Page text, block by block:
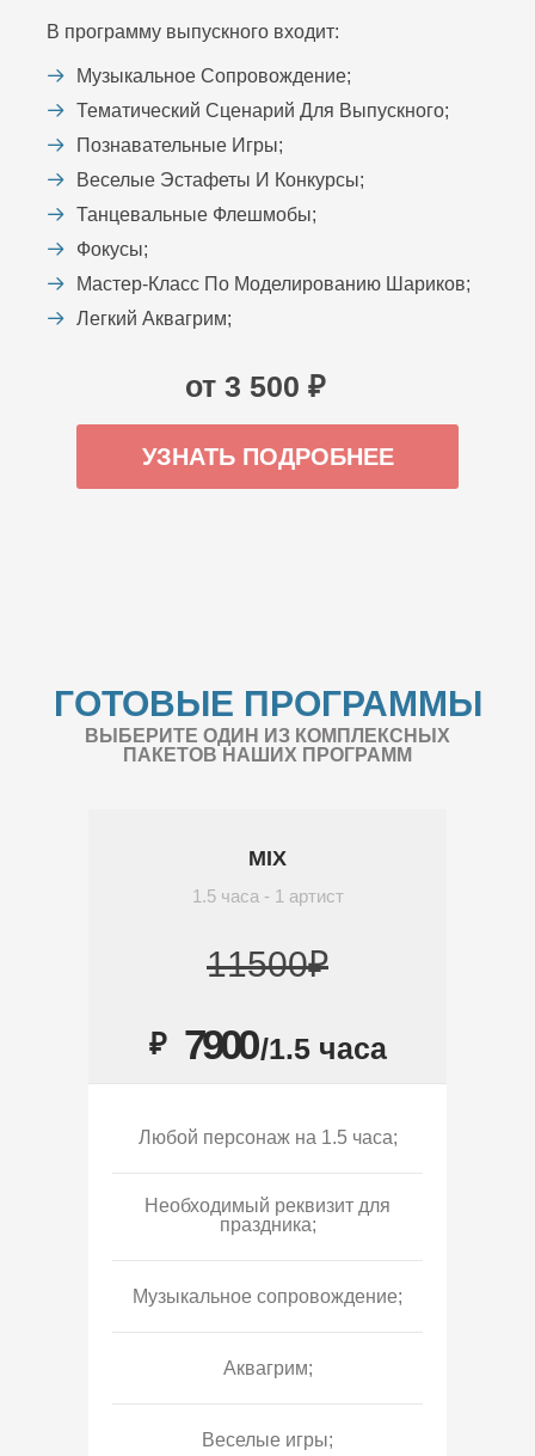
В программу выпускного входит:
Музыкальное Сопровождение;
Тематический Сценарий Для Выпускного;
Познавательные Игры;
Веселые Эстафеты И Конкурсы;
Танцевальные Флешмобы;
Фокусы;
Мастер-Класс По Моделированию Шариков;
Легкий Аквагрим;
от 3 500 ₽
УЗНАТЬ ПОДРОБНЕЕ
ГОТОВЫЕ ПРОГРАММЫ
ВЫБЕРИТЕ ОДИН ИЗ КОМПЛЕКСНЫХ
ПАКЕТОВ НАШИХ ПРОГРАММ
MIX
1.5 часа - 1 артист
11500₽
₽ 7900/1.5 часа
Любой персонаж на 1.5 часа;
Необходимый реквизит для
праздника;
Музыкальное сопровождение;
Аквагрим;
Веселые игры;